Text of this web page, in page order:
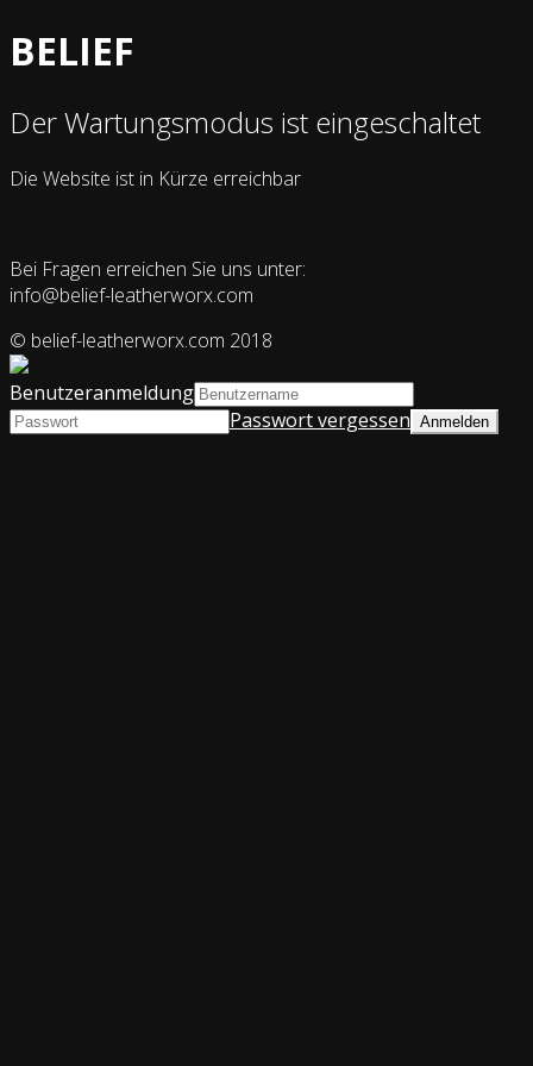
BELIEF
Der Wartungsmodus ist eingeschaltet
Die Website ist in Kürze erreichbar
Bei Fragen erreichen Sie uns unter:
info@belief-leatherworx.com
© belief-leatherworx.com 2018
Benutzeranmeldung
Passwort vergessen